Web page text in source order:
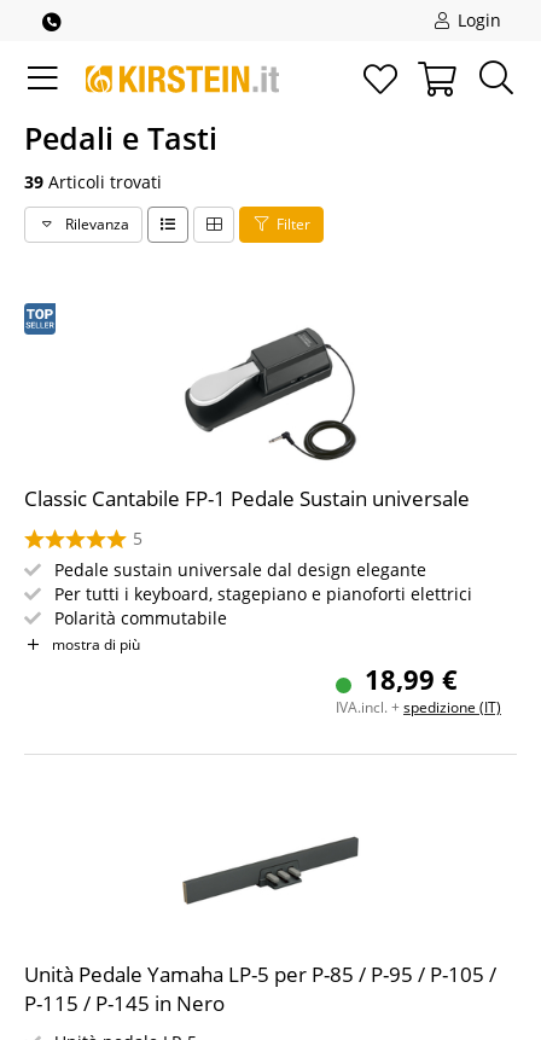
Login
Pedali e Tasti
39 Articoli trovati
Rilevanza Filter
Classic Cantabile FP-1 Pedale Sustain universale
5
Pedale sustain universale dal design elegante
Per tutti i keyboard, stagepiano e pianoforti elettrici
Polarità commutabile
Cavo di collegamento lungo 1,6 m
mostra di più
18,99 €
IVA.incl. +spedizione (IT)
Unità Pedale Yamaha LP-5 per P-85 / P-95 / P-105 /
P-115 / P-145 in Nero